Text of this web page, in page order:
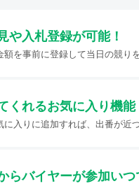
や入札登録が可能！
額を事前に登録して当日の競り
くれるお気に入り機能
に入りに追加すれば、出番が近
らバイヤーが参加いつ